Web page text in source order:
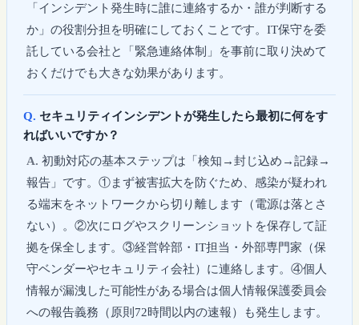
「インシデント発生時に誰に連絡するか・誰が判断する
か」の役割分担を明確にしておくことです。IT保守を委
託している会社と「緊急連絡体制」を事前に取り決めて
おくだけでも大きな効果があります。
セキュリティインシデントが発生したら最初に何をす
ればいいですか？
初動対応の基本ステップは「検知→封じ込め→記録→
報告」です。①まず被害拡大を防ぐため、感染が疑われ
る端末をネットワークから切り離します（電源は落とさ
ない）。②次にログやスクリーンショットを保存して証
拠を保全します。③経営幹部・IT担当・外部専門家（保
守ベンダーやセキュリティ会社）に連絡します。④個人
情報が漏洩した可能性がある場合は個人情報保護委員会
への報告義務（原則72時間以内の速報）も発生します。